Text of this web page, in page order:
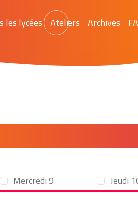
les lycées Ateliers Archives
Mercredi 9 Jeudi